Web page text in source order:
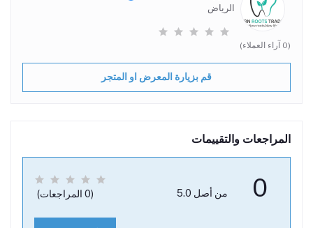
الرياض
(0 آراء العملاء)
قم بزيارة المعرض او المتجر
المراجعات والتقييمات
0 من أصل 5.0 (0 المراجعات)